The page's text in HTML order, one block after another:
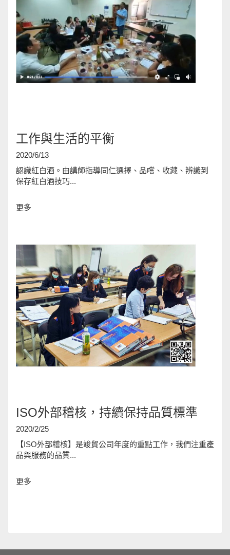
工作與生活的平衡
2020/6/13
認識紅白酒。由講師指導同仁選擇、品嚐、收藏、辨識到
保存紅白酒技巧...
更多
ISO外部稽核，持續保持品質標準
2020/2/25
【ISO外部稽核】是竣貿公司年度的重點工作，我們注重產
品與服務的品質...
更多